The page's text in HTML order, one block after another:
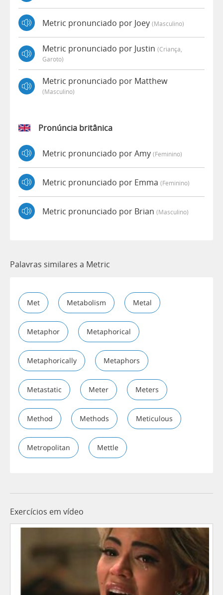
Metric pronunciado por Joey (masculino)
Metric pronunciado por Justin (criança,
Garoto)
Metric pronunciado por Matthew
(masculino)
Pronúncia britânica
Metric pronunciado por Amy (feminino)
Metric pronunciado por Emma (feminino)
Metric pronunciado por Brian (masculino)
Palavras similares a Metric
Met Metabolism Metal
Metaphor Metaphorical
Metaphorically Metaphors
Metastatic Meter Meters
Method Methods Meticulous
Metropolitan Mettle
Exercícios em vídeo